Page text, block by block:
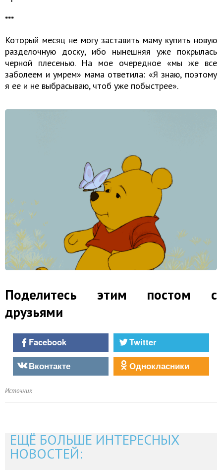
​​​​​​​​​​​​​​***
Который месяц не могу заставить маму купить новую
разделочную доску, ибо нынешняя уже покрылась
черной плесенью. На мое очередное «мы же все
заболеем и умрем» мама ответила: «Я знаю, поэтому
я ее и не выбрасываю, чтоб уже побыстрее».
Поделитесь этим постом с
друзьями
Facebook
Twitter
Вконтакте
Однокласники
Источник
ЕЩЁ БОЛЬШЕ ИНТЕРЕСНЫХ
НОВОСТЕЙ: